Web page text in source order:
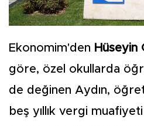
Ekonomim'den Hüseyin
göre, özel okullarda
de değinen Aydın,
beş yıllık vergi